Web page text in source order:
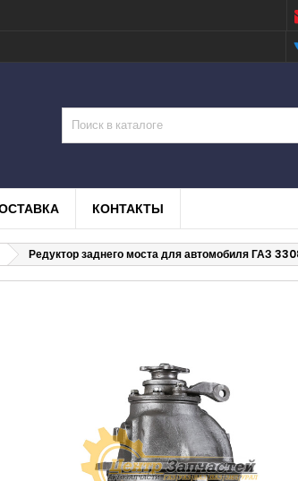
КОНТАКТЫ
Редуктор заднего моста для автомобиля ГАЗ